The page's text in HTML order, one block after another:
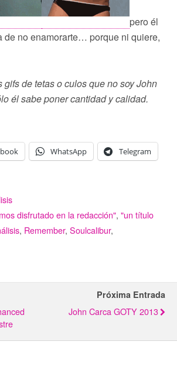
pero él
de no enamorarte… porque ni quiere,
gifs de tetas o culos que no soy John
él sabe poner cantidad y calidad.
WhatsApp Telegram
disfrutado en la redacción", "un título
, Remember, Soulcalibur,
Próxima Entrada
John Carca GOTY 2013